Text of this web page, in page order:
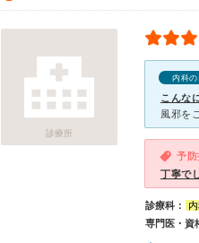
診療所
内科の
こんな
予防
丁寧で
診療科：
専門医・資